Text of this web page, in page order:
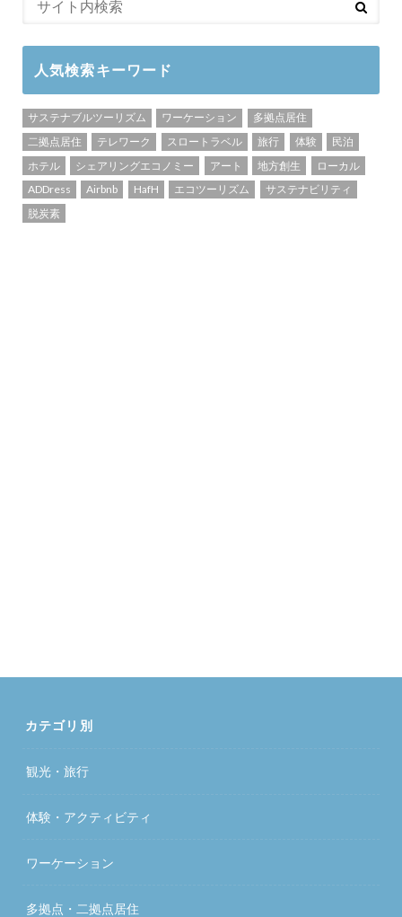
人気検索キーワード
サステナブルツーリズム ワーケーション
多拠点居住
二拠点居住
テレワーク スロートラベル 旅行 体験
民泊
ホテル
シェアリングエコノミー アート 地方創生
ローカル
ADDress
Airbnb HafH エコツーリズム
サステナビリティ
脱炭素
カテゴリ別
観光・旅行
体験・アクティビティ
ワーケーション
多拠点・二拠点居住